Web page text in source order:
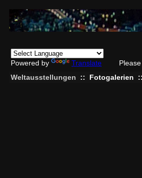
Powered by Translate
Weltausstellungen
:: Fotogalerien